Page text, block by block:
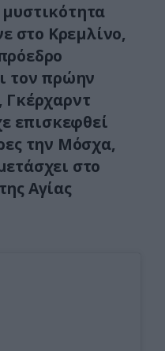
στο Κρεμλίνο,
τον πρώην
Γκέρχαρντ
επισκεφθεί
την Μόσχα,
στο
Αγίας